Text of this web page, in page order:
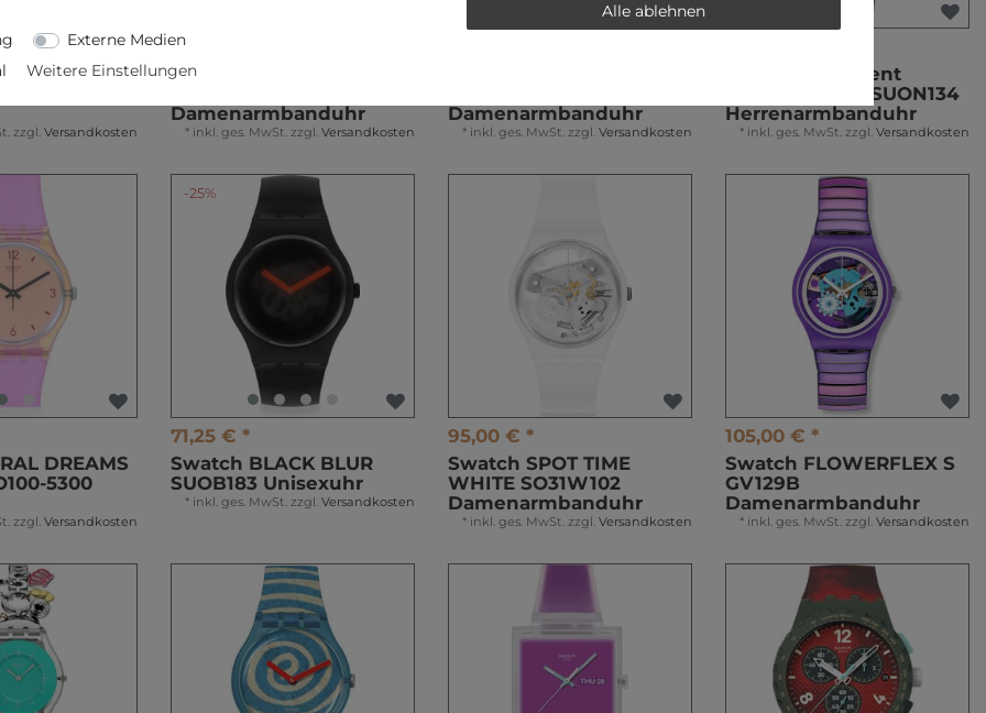
zzgl. Versandkosten
115,00 € *
Swatch WHITE CHAIN
Damenarmbanduhr
* inkl. ges. MwSt. zzgl. Versandkosten
Damenarmbanduhr
* inkl. ges. MwSt. zzgl. Versandkosten
Swatch New Gent
BLUSPARKLES SUON134
Herrenarmbanduhr
* inkl. ges. MwSt. zzgl. Versandkosten
DREAMS
5300
zzgl. Versandkosten
-25%
71,25 € *
Swatch BLACK BLUR
SUOB183 Unisexuhr
* inkl. ges. MwSt. zzgl. Versandkosten
95,00 € *
Swatch SPOT TIME
WHITE SO31W102
Damenarmbanduhr
* inkl. ges. MwSt. zzgl. Versandkosten
105,00 € *
Swatch FLOWERFLEX S
GV129B
Damenarmbanduhr
* inkl. ges. MwSt. zzgl. Versandkosten
Externe Medien
Weitere Einstellungen
Alle ablehnen